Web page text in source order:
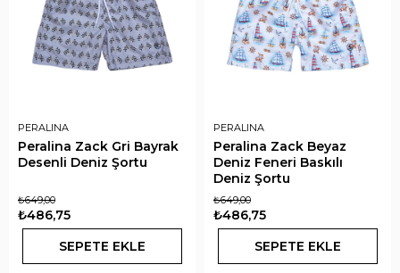
PERALINA
Peralina Zack Gri Bayrak
Desenli Deniz Şortu
₺486,75
₺649,00
SEPETE EKLE
PERALINA
Peralina Zack Beyaz
Deniz Feneri Baskılı
Deniz Şortu
₺486,75
₺649,00
SEPETE EKLE